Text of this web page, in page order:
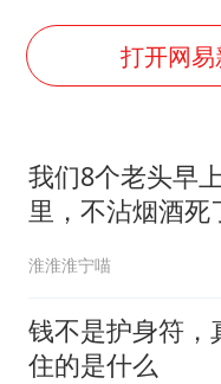
打开网
我们8个老头早
里，不沾烟酒死
淮淮淮宁喵
钱不是护身符，
住的是什么